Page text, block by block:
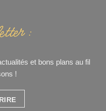
:
et bons plans au fil
!